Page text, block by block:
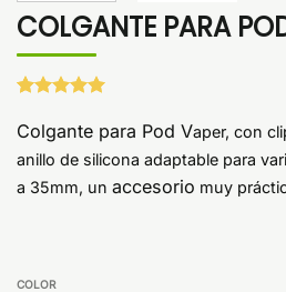
COLGANTE PARA
con5de 5
en base a
valoración
de un
cliente
Colgante para Pod Vaper, con
anillo de silicona adaptable para
a 35mm, un accesorio muy
COLOR